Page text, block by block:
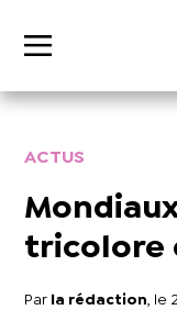
ACTUS
tricolore
Par la rédaction , le